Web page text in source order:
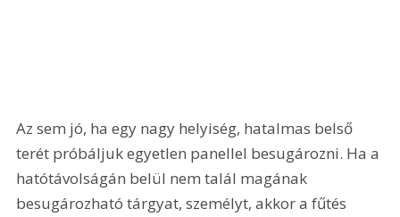
Az sem jó, ha egy nagy helyiség, hatalmas belső
terét próbáljuk egyetlen panellel besugározni. Ha a
hatótávolságán belül nem talál magának
besugározható tárgyat, személyt, akkor a fűtés